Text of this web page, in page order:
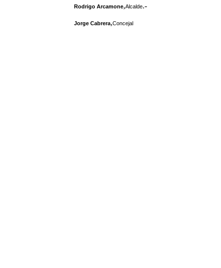
Rodrigo Arcamone,Alcalde.-
Jorge Cabrera,Concejal